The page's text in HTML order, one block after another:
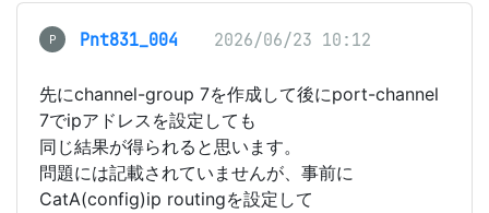
P Pnt831_004 2026/06/23 10:12
先にchannel-group 7を作成して後にport-channel
7でipアドレスを設定しても
同じ結果が得られると思います。
問題には記載されていませんが、事前に
CatA(config)ip routingを設定して